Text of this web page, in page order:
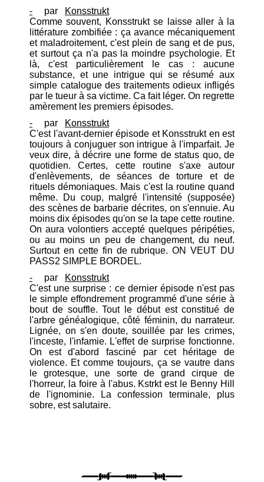
- par
Konsstrukt
Comme souvent, Konsstrukt se laisse aller à la
littérature zombifiée : ça avance mécaniquement
et maladroitement, c'est plein de sang et de pus,
et surtout ça n'a pas la moindre psychologie. Et
là, c'est particulièrement le cas : aucune
substance, et une intrigue qui se résumé aux
simple catalogue des traitements odieux infligés
par le tueur à sa victime. Ca fait léger. On regrette
amèrement les premiers épisodes.
- par
Konsstrukt
C'est l'avant-dernier épisode et Konsstrukt en est
toujours à conjuguer son intrigue à l'imparfait. Je
veux dire, à décrire une forme de status quo, de
quotidien. Certes, cette routine s'axe autour
d'enlèvements, de séances de torture et de
rituels démoniaques. Mais c'est la routine quand
même. Du coup, malgré l'intensité (supposée)
des scènes de barbarie décrites, on s'ennuie. Au
moins dix épisodes qu'on se la tape cette routine.
On aura volontiers accepté quelques péripéties,
ou au moins un peu de changement, du neuf.
Surtout en cette fin de rubrique. ON VEUT DU
PASS2 SIMPLE BORDEL.
- par
Konsstrukt
C'est une surprise : ce dernier épisode n'est pas
le simple effondrement programmé d'une série à
bout de souffle. Tout le début est constitué de
l'arbre généalogique, côté féminin, du narrateur.
Lignée, on s'en doute, souillée par les crimes,
l'inceste, l'infamie. L'effet de surprise fonctionne.
On est d'abord fasciné par cet héritage de
violence. Et comme toujours, ça se vautre dans
le grotesque, une sorte de grand cirque de
l'horreur, la foire à l'abus. Kstrkt est le Benny Hill
de l'ignominie. La confession terminale, plus
sobre, est salutaire.